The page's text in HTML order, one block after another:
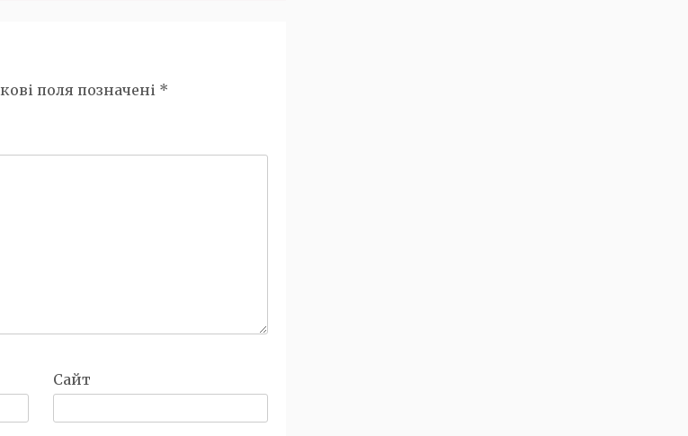
поля позначені *
Сайт